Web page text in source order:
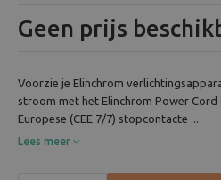
Geen prijs
Voorzie je Elinchrom
stroom met het Elinchrom Power
Europese (CEE 7/7) stopcontacte ...
Lees meer